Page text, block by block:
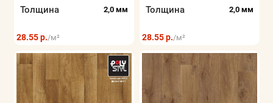
Толщина 2,0 мм
28.55 р./м²
Толщина 2,0 мм
28.55 р./м²